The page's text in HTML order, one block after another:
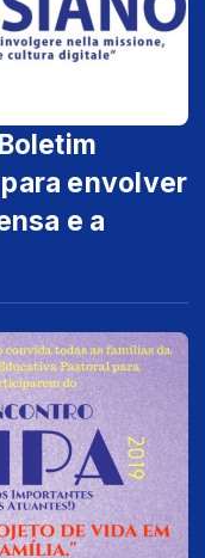
envolver
e a